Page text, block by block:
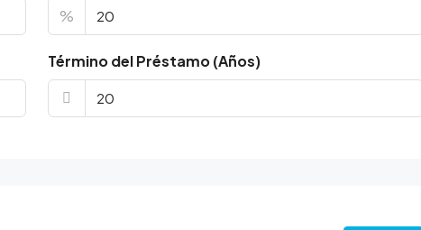
%
Término del Préstamo (Años)